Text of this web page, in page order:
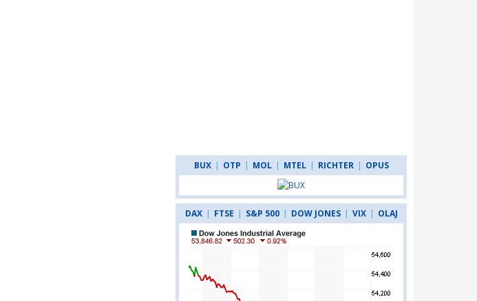
BUX | OTP | MOL | MTEL | RICHTER | OPUS
DAX | FTSE | S&P 500 | DOW JONES | VIX | OLAJ